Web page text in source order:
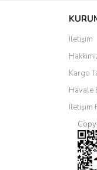
İletişim
Kargo
Havale
İletişim